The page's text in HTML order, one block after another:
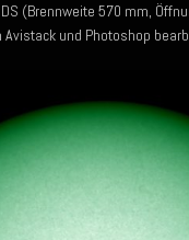
(Brennweite 570 mm,
und Photoshop